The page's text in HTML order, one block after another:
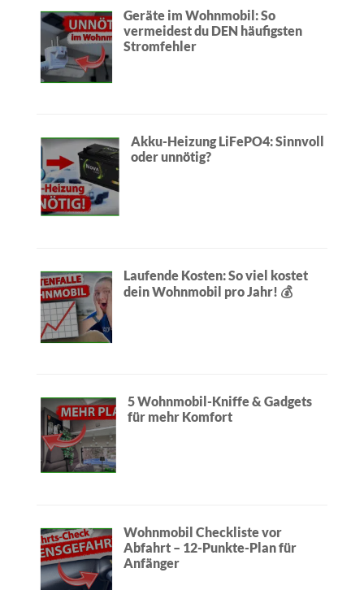
Geräte im Wohnmobil: So
vermeidest du DEN häufigsten
Stromfehler
Akku-Heizung LiFePO4: Sinnvoll
oder unnötig?
Laufende Kosten: So viel kostet
dein Wohnmobil pro Jahr! 💰
5 Wohnmobil-Kniffe & Gadgets
für mehr Komfort
Wohnmobil Checkliste vor
Abfahrt – 12-Punkte-Plan für
Anfänger